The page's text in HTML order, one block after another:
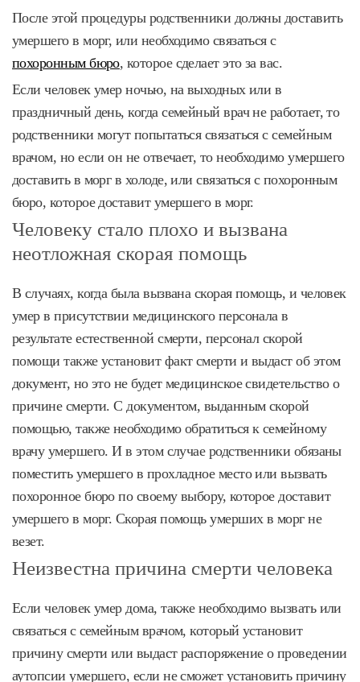
После этой процедуры родственники должны доставить
умершего в морг, или необходимо связаться с
похоронным бюро, которое сделает это за вас.
Если человек умер ночью, на выходных или в
праздничный день, когда семейный врач не работает, то
родственники могут попытаться связаться с семейным
врачом, но если он не отвечает, то необходимо умершего
доставить в морг в холоде, или связаться с похоронным
бюро, которое доставит умершего в морг.
Человеку стало плохо и вызвана
неотложная скорая помощь
В случаях, когда была вызвана скорая помощь, и человек
умер в присутствии медицинского персонала в
результате естественной смерти, персонал скорой
помощи также установит факт смерти и выдаст об этом
документ, но это не будет медицинское свидетельство о
причине смерти. С документом, выданным скорой
помощью, также необходимо обратиться к семейному
врачу умершего. И в этом случае родственники обязаны
поместить умершего в прохладное место или вызвать
похоронное бюро по своему выбору, которое доставит
умершего в морг. Скорая помощь умерших в морг не
везет.
Неизвестна причина смерти человека
Если человек умер дома, также необходимо вызвать или
связаться с семейным врачом, который установит
причину смерти или выдаст распоряжение о проведении
аутопсии умершего, если не сможет установить причину